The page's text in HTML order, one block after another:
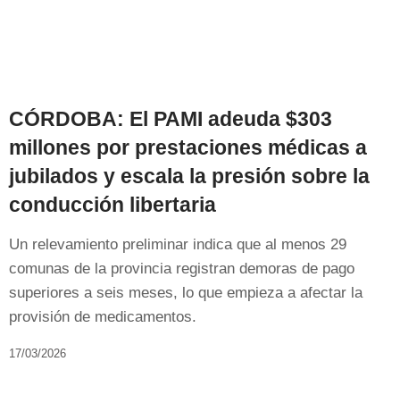
CÓRDOBA: El PAMI adeuda $303
millones por prestaciones médicas a
jubilados y escala la presión sobre la
conducción libertaria
Un relevamiento preliminar indica que al menos 29
comunas de la provincia registran demoras de pago
superiores a seis meses, lo que empieza a afectar la
provisión de medicamentos.
17/03/2026